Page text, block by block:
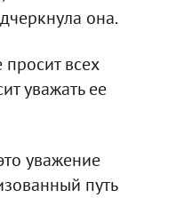
она.
всех
уважать ее
уважение
путь